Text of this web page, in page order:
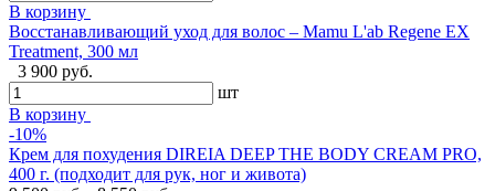
В корзину
Восстанавливающий уход для волос – Mamu L'ab Regene EX
Treatment, 300 мл
3 900 руб.
шт
В корзину
-10%
Крем для похудения DIREIA DEEP THE BODY CREAM PRO,
400 г. (подходит для рук, ног и живота)